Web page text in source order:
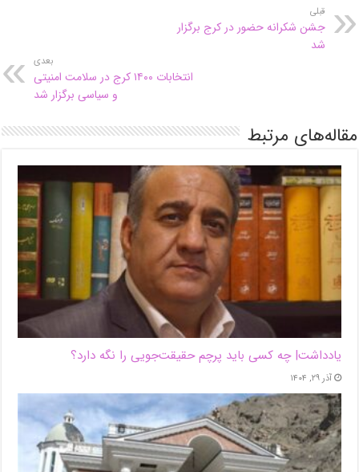
قبلی
جشن شکرانه حضور در کرج برگزار
شد
بعدی
انتخابات ۱۴۰۰ کرج در سلامت امنیتی
و سیاسی برگزار شد
مقاله‌های مرتبط
یادداشت| ‌چه کسی باید پرچم حقیقت‌جویی را نگه دارد؟
آذر ۲۹, ۱۴۰۴